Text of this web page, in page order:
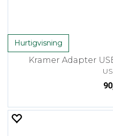
Hurtigvisning
Kramer Adapter